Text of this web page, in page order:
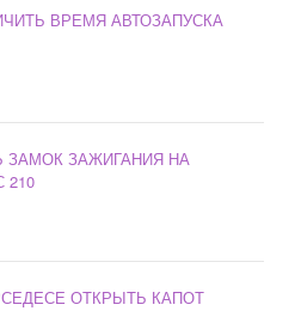
ВРЕМЯ АВТОЗАПУСКА
ЗАМОК ЗАЖИГАНИЯ НА
ОТКРЫТЬ КАПОТ